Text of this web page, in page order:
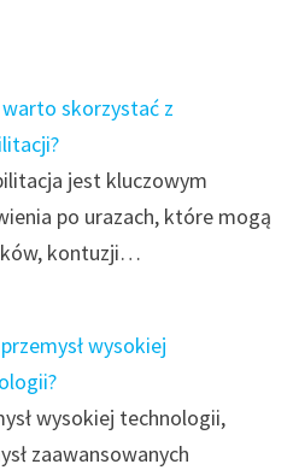
skorzystać z
jest kluczowym
po urazach, które mogą
kontuzji…
wysokiej
wysokiej technologii,
zaawansowanych